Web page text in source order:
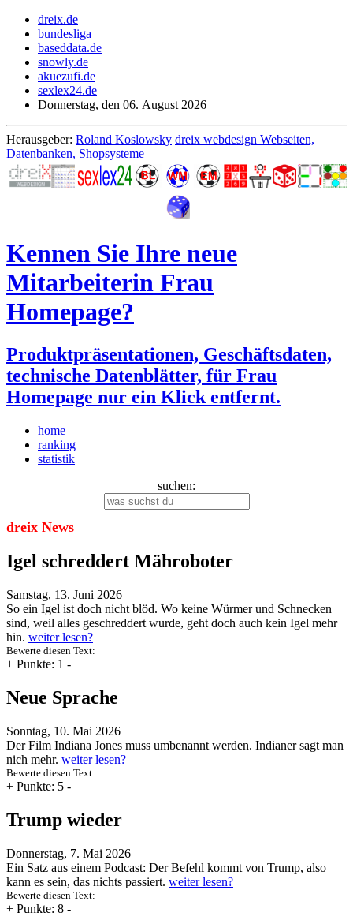
dreix.de
bundesliga
baseddata.de
snowly.de
akuezufi.de
sexlex24.de
Donnerstag, den 06. August 2026
Herausgeber: Roland Koslowsky dreix webdesign Webseiten,
Datenbanken, Shopsysteme
Kennen Sie Ihre neue
Mitarbeiterin Frau
Homepage?
Produktpräsentationen, Geschäftsdaten,
technische Datenblätter, für Frau
Homepage nur ein Klick entfernt.
home
ranking
statistik
suchen:
dreix News
Igel schreddert Mähroboter
Samstag, 13. Juni 2026
So ein Igel ist doch nicht blöd. Wo keine Würmer und Schnecken
sind, weil alles geschreddert wurde, geht doch auch kein Igel mehr
hin. weiter lesen?
Bewerte diesen Text:
+ Punkte: 1 -
Neue Sprache
Sonntag, 10. Mai 2026
Der Film Indiana Jones muss umbenannt werden. Indianer sagt man
nich mehr. weiter lesen?
Bewerte diesen Text:
+ Punkte: 5 -
Trump wieder
Donnerstag, 7. Mai 2026
Ein Satz aus einem Podcast: Der Befehl kommt von Trump, also
kann es sein, das nichts passiert. weiter lesen?
Bewerte diesen Text:
+ Punkte: 8 -